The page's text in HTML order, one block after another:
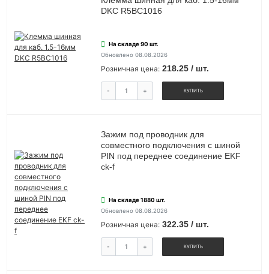
DKC R5BC1016
На складе 90 шт.
Обновлено 08.08.2026
Розничная цена: 218.25 / шт.
- + КУПИТЬ
Зажим под проводник для
совместного подключения с шиной
PIN под переднее соединение EKF
ck-f
На складе 1880 шт.
Обновлено 08.08.2026
Розничная цена: 322.35 / шт.
- + КУПИТЬ